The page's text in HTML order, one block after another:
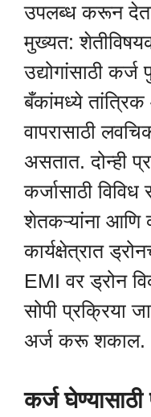
उपलब्ध करून
मुख्यत:
उद्योगांसाठी
बँकांमध्ये
वापरासाठी
असतात. दोन्ही
कर्जासाठी
शेतकऱ्यांना आणि
कार्यक्षेत्रात
EMI वर ड्रोन
सोपी प्रक्रिया
अर्ज करू शकाल.
कर्ज